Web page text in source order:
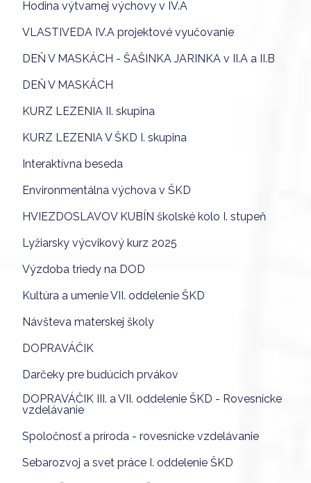
Hodina výtvarnej výchovy v IV.A
VLASTIVEDA IV.A projektové vyučovanie
DEŇ V MASKÁCH - ŠAŠINKA JARINKA v II.A a II.B
DEŇ V MASKÁCH
KURZ LEZENIA II. skupina
KURZ LEZENIA V ŠKD I. skupina
Interaktívna beseda
Environmentálna výchova v ŠKD
HVIEZDOSLAVOV KUBÍN školské kolo I. stupeň
Lyžiarsky výcvikový kurz 2025
Výzdoba triedy na DOD
Kultúra a umenie VII. oddelenie ŠKD
Návšteva materskej školy
DOPRAVÁČIK
Darčeky pre budúcich prvákov
DOPRAVÁČIK III. a VII. oddelenie ŠKD - Rovesnícke
vzdelávanie
Spoločnosť a príroda - rovesnícke vzdelávanie
Sebarozvoj a svet práce I. oddelenie ŠKD